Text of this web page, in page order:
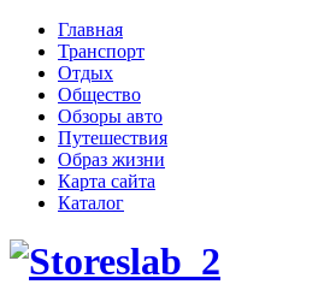
Главная
Транспорт
Отдых
Общество
Обзоры авто
Путешествия
Образ жизни
Карта сайта
Каталог